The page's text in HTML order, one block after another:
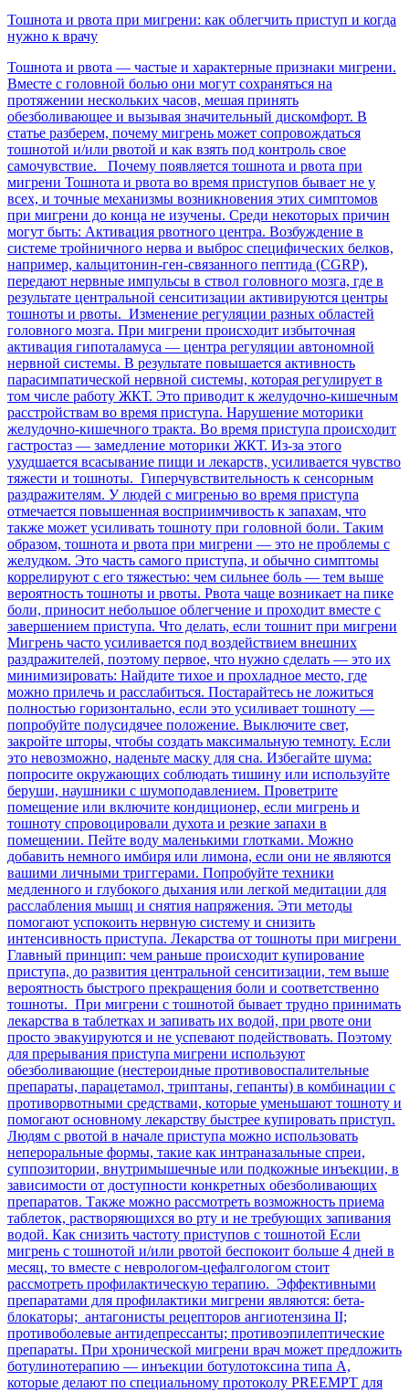
Тошнота и рвота при мигрени: как облегчить приступ и когда
нужно к врачу
Тошнота и рвота — частые и характерные признаки мигрени.
Вместе с головной болью они могут сохраняться на
протяжении нескольких часов, мешая принять
обезболивающее и вызывая значительный дискомфорт. В
статье разберем, почему мигрень может сопровождаться
тошнотой и/или рвотой и как взять под контроль свое
самочувствие. Почему появляется тошнота и рвота при
мигрени Тошнота и рвота во время приступов бывает не у
всех, и точные механизмы возникновения этих симптомов
при мигрени до конца не изучены. Среди некоторых причин
могут быть: Активация рвотного центра. Возбуждение в
системе тройничного нерва и выброс специфических белков,
например, кальцитонин-ген-связанного пептида (CGRP),
передают нервные импульсы в ствол головного мозга, где в
результате центральной сенситизации активируются центры
тошноты и рвоты. Изменение регуляции разных областей
головного мозга. При мигрени происходит избыточная
активация гипоталамуса — центра регуляции автономной
нервной системы. В результате повышается активность
парасимпатической нервной системы, которая регулирует в
том числе работу ЖКТ. Это приводит к желудочно-кишечным
расстройствам во время приступа. Нарушение моторики
желудочно-кишечного тракта. Во время приступа происходит
гастростаз — замедление моторики ЖКТ. Из-за этого
ухудшается всасывание пищи и лекарств, усиливается чувство
тяжести и тошноты. Гиперчувствительность к сенсорным
раздражителям. У людей с мигренью во время приступа
отмечается повышенная восприимчивость к запахам, что
также может усиливать тошноту при головной боли. Таким
образом, тошнота и рвота при мигрени — это не проблемы с
желудком. Это часть самого приступа, и обычно симптомы
коррелируют с его тяжестью: чем сильнее боль — тем выше
вероятность тошноты и рвоты. Рвота чаще возникает на пике
боли, приносит небольшое облегчение и проходит вместе с
завершением приступа. Что делать, если тошнит при мигрени
Мигрень часто усиливается под воздействием внешних
раздражителей, поэтому первое, что нужно сделать — это их
минимизировать: Найдите тихое и прохладное место, где
можно прилечь и расслабиться. Постарайтесь не ложиться
полностью горизонтально, если это усиливает тошноту —
попробуйте полусидячее положение. Выключите свет,
закройте шторы, чтобы создать максимальную темноту. Если
это невозможно, наденьте маску для сна. Избегайте шума:
попросите окружающих соблюдать тишину или используйте
беруши, наушники с шумоподавлением. Проветрите
помещение или включите кондиционер, если мигрень и
тошноту спровоцировали духота и резкие запахи в
помещении. Пейте воду маленькими глотками. Можно
добавить немного имбиря или лимона, если они не являются
вашими личными триггерами. Попробуйте техники
медленного и глубокого дыхания или легкой медитации для
расслабления мышц и снятия напряжения. Эти методы
помогают успокоить нервную систему и снизить
интенсивность приступа. Лекарства от тошноты при мигрени
Главный принцип: чем раньше происходит купирование
приступа, до развития центральной сенситизации, тем выше
вероятность быстрого прекращения боли и соответственно
тошноты. При мигрени с тошнотой бывает трудно принимать
лекарства в таблетках и запивать их водой, при рвоте они
просто эвакуируются и не успевают подействовать. Поэтому
для прерывания приступа мигрени используют
обезболивающие (нестероидные противовоспалительные
препараты, парацетамол, триптаны, гепанты) в комбинации с
противорвотными средствами, которые уменьшают тошноту и
помогают основному лекарству быстрее купировать приступ.
Людям с рвотой в начале приступа можно использовать
непероральные формы, такие как интраназальные спреи,
суппозитории, внутримышечные или подкожные инъекции, в
зависимости от доступности конкретных обезболивающих
препаратов. Также можно рассмотреть возможность приема
таблеток, растворяющихся во рту и не требующих запивания
водой. Как снизить частоту приступов с тошнотой Если
мигрень с тошнотой и/или рвотой беспокоит больше 4 дней в
месяц, то вместе с неврологом-цефалгологом стоит
рассмотреть профилактическую терапию. Эффективными
препаратами для профилактики мигрени являются: бета-
блокаторы; антагонисты рецепторов ангиотензина II;
противоболевые антидепрессанты; противоэпилептические
препараты. При хронической мигрени врач может предложить
ботулинотерапию — инъекции ботулотоксина типа А,
которые делают по специальному протоколу PREEMPT для